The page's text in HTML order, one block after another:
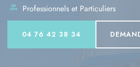
group Professionnels et Particuliers
04 76 42 38 34